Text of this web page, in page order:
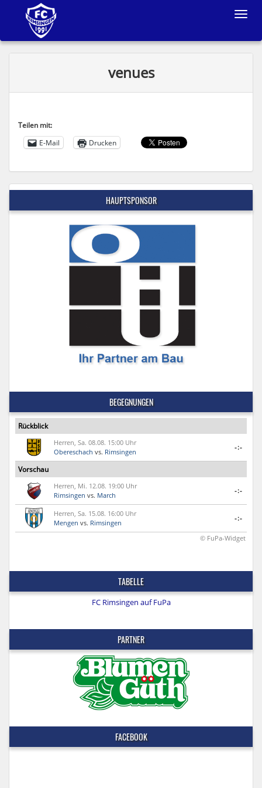
Toggle
venues
Teilen mit:
E-Mail
Drucken
HAUPTSPONSOR
BEGEGNUNGEN
Rückblick
Herren, Sa. 08.08. 15:00 Uhr
Obereschach vs. Rimsingen
-:-
Vorschau
Herren, Mi. 12.08. 19:00 Uhr
Rimsingen vs. March
-:-
Herren, Sa. 15.08. 16:00 Uhr
Mengen vs. Rimsingen
-:-
© FuPa-Widget
TABELLE
FC Rimsingen auf FuPa
PARTNER
FACEBOOK